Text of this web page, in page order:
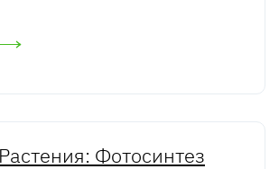
Фотосинтез